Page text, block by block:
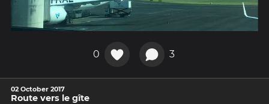
0 3
02 October 2017
Route vers le gîte